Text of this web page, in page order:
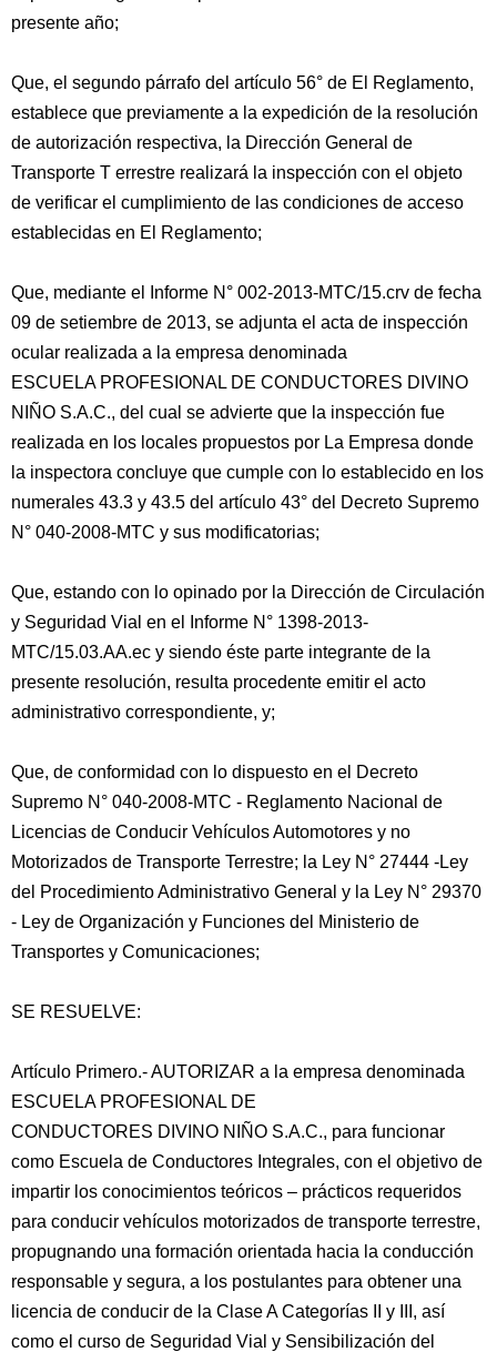
presente año;
Que, el segundo párrafo del artículo 56° de El Reglamento,
establece que previamente a la expedición de la resolución
de autorización respectiva, la Dirección General de
Transporte T errestre realizará la inspección con el objeto
de verificar el cumplimiento de las condiciones de acceso
establecidas en El Reglamento;
Que, mediante el Informe N° 002-2013-MTC/15.crv de fecha
09 de setiembre de 2013, se adjunta el acta de inspección
ocular realizada a la empresa denominada
ESCUELA PROFESIONAL DE CONDUCTORES DIVINO
NIÑO S.A.C., del cual se advierte que la inspección fue
realizada en los locales propuestos por La Empresa donde
la inspectora concluye que cumple con lo establecido en los
numerales 43.3 y 43.5 del artículo 43° del Decreto Supremo
N° 040-2008-MTC y sus modificatorias;
Que, estando con lo opinado por la Dirección de Circulación
y Seguridad Vial en el Informe N° 1398-2013-
MTC/15.03.AA.ec y siendo éste parte integrante de la
presente resolución, resulta procedente emitir el acto
administrativo correspondiente, y;
Que, de conformidad con lo dispuesto en el Decreto
Supremo N° 040-2008-MTC - Reglamento Nacional de
Licencias de Conducir Vehículos Automotores y no
Motorizados de Transporte Terrestre; la Ley N° 27444 -Ley
del Procedimiento Administrativo General y la Ley N° 29370
- Ley de Organización y Funciones del Ministerio de
Transportes y Comunicaciones;
SE RESUELVE:
Artículo Primero.- AUTORIZAR a la empresa denominada
ESCUELA PROFESIONAL DE
CONDUCTORES DIVINO NIÑO S.A.C., para funcionar
como Escuela de Conductores Integrales, con el objetivo de
impartir los conocimientos teóricos – prácticos requeridos
para conducir vehículos motorizados de transporte terrestre,
propugnando una formación orientada hacia la conducción
responsable y segura, a los postulantes para obtener una
licencia de conducir de la Clase A Categorías II y III, así
como el curso de Seguridad Vial y Sensibilización del